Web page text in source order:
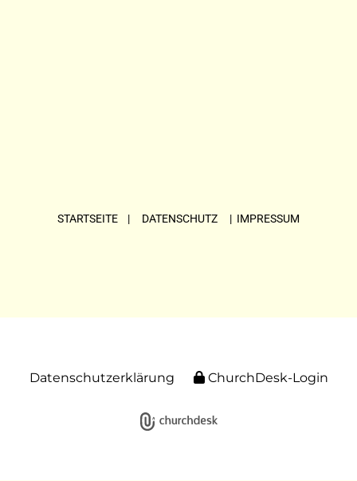
STARTSEITE | DATENSCHUTZ | IMPRESSUM
Datenschutzerklärung ChurchDesk-Login